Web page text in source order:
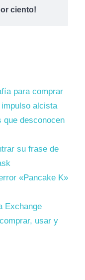
ciento!
para comprar
alcista
que desconocen
su frase de
«Pancake K»
Exchange
usar y